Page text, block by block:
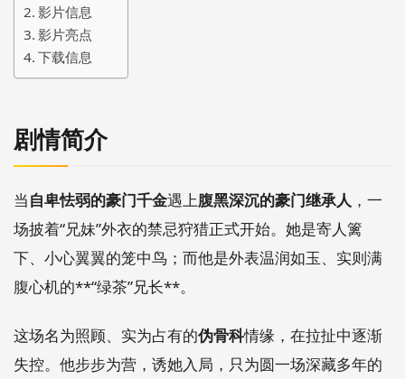
影片信息
影片亮点
下载信息
剧情简介
当自卑怯弱的豪门千金遇上腹黑深沉的豪门继承人 ，一
场披着“兄妹”外衣的禁忌狩猎正式开始。她是寄人篱
下、小心翼翼的笼中鸟；而他是外表温润如玉、实则满
腹心机的**“绿茶”兄长**。
这场名为照顾、实为占有的伪骨科情缘，在拉扯中逐渐
失控。他步步为营，诱她入局，只为圆一场深藏多年的